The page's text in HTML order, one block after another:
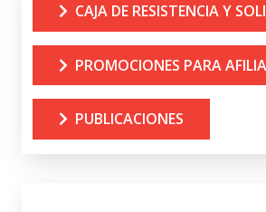
CAJA DE RESISTENCIA Y
PROMOCIONES PARA
PUBLICACIONES